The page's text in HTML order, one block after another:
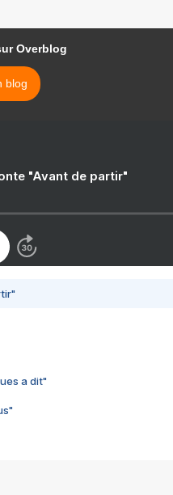
Overblog
blog
"Avant de partir"
a dit"